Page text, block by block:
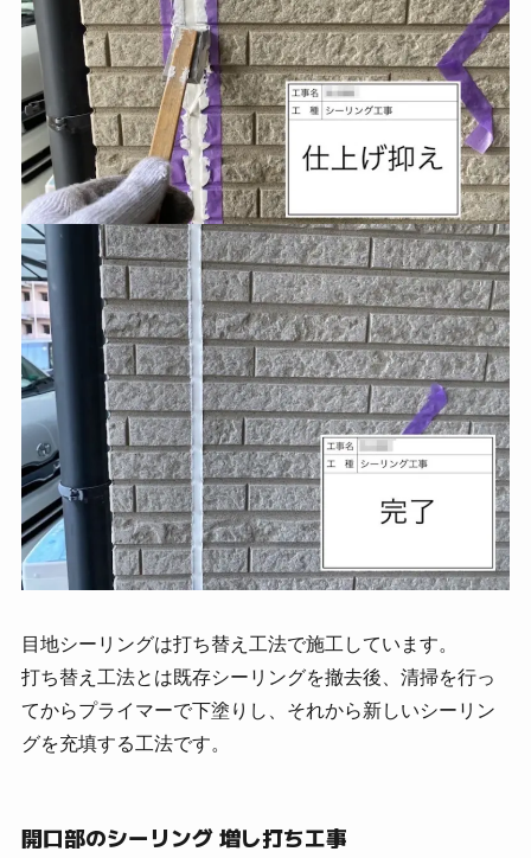
目地シーリングは打ち替え工法で施工しています。
打ち替え工法とは既存シーリングを撤去後、清掃を行っ
てからプライマーで下塗りし、それから新しいシーリン
グを充填する工法です。
開口部のシーリング 増し打ち工事